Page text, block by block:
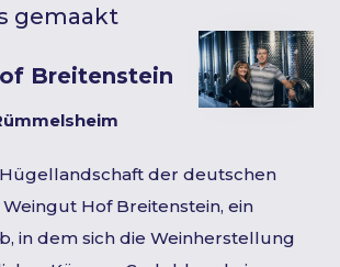
gemaakt
Breitenstein
der deutschen
Hof Breitenstein, ein
in dem sich die Weinherstellung